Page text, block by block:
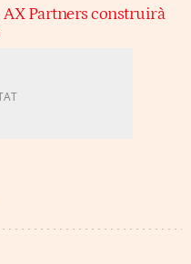
AX Partners construirà